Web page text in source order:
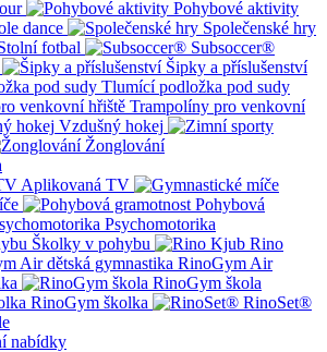
Pohybové aktivity
dance
Společenské hry
fotbal
Subsoccer®
Šipky a příslušenství
Tlumící podložka pod sudy
Trampolíny pro venkovní
Vzdušný hokej
Žonglování
Aplikovaná TV
Pohybová
Psychomotorika
Školky v pohybu
Rino
RinoGym Air
RinoGym škola
RinoGym školka
RinoSet®
nabídky